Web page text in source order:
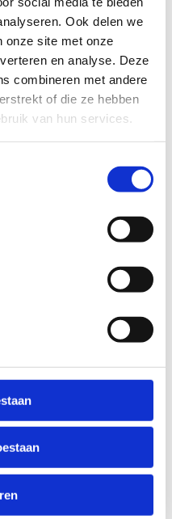
Ook delen we
onze site met onze
en analyse. Deze
combineren met andere
of die ze hebben
van hun services.
de
Actief